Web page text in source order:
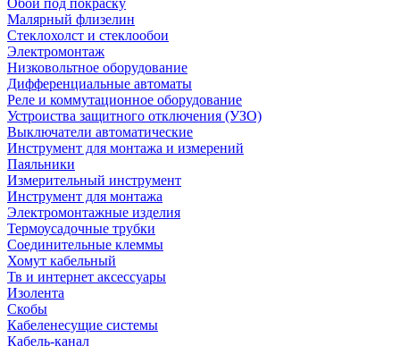
Обои под покраску
Малярный флизелин
Стеклохолст и стеклообои
Электромонтаж
Низковольтное оборудование
Дифференциальные автоматы
Реле и коммутационное оборудование
Устроиства защитного отключения (УЗО)
Выключатели автоматические
Инструмент для монтажа и измерений
Паяльники
Измерительный инструмент
Инструмент для монтажа
Электромонтажные изделия
Термоусадочные трубки
Соединительные клеммы
Хомут кабельный
Тв и интернет аксессуары
Изолента
Скобы
Кабеленесущие системы
Кабель-канал